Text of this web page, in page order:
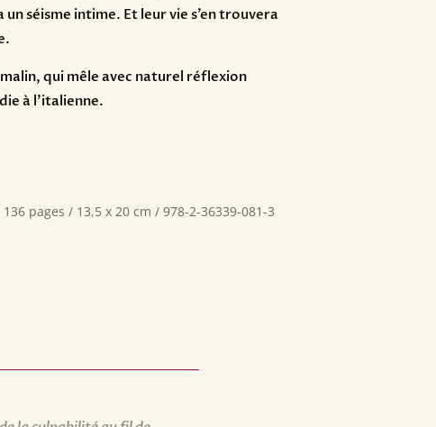
séisme intime. Et leur vie s’en trouvera
qui mêle avec naturel réflexion
à l’italienne.
pages / 13,5 x 20 cm / 978-2-36339-081-3